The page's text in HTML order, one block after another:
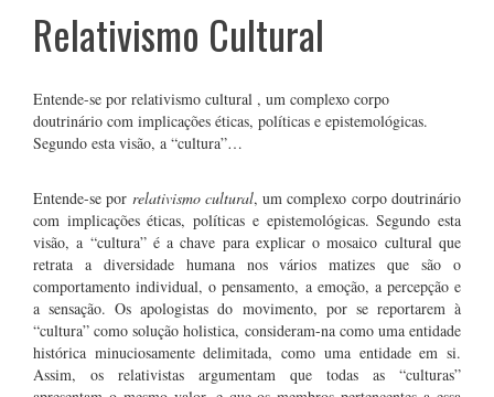
Relativismo Cultural
Entende-se por relativismo cultural , um complexo corpo
doutrinário com implicações éticas, políticas e epistemológicas.
Segundo esta visão, a “cultura”…
Entende-se por relativismo cultural, um complexo corpo doutrinário
com implicações éticas, políticas e epistemológicas. Segundo esta
visão, a “cultura” é a chave para explicar o mosaico cultural que
retrata a diversidade humana nos vários matizes que são o
comportamento individual, o pensamento, a emoção, a percepção e
a sensação. Os apologistas do movimento, por se reportarem à
“cultura” como solução holistica, consideram-na como uma entidade
histórica minuciosamente delimitada, como uma entidade em si.
Assim, os relativistas argumentam que todas as “culturas”